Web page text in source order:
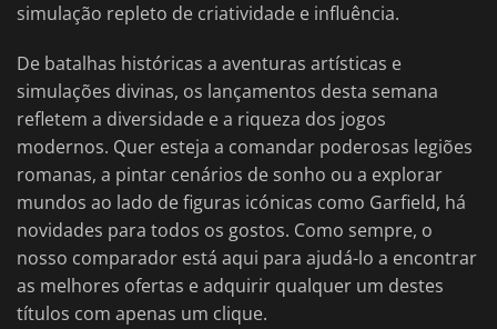
simulação repleto de criatividade e influência.
De batalhas históricas a aventuras artísticas e
simulações divinas, os lançamentos desta semana
refletem a diversidade e a riqueza dos jogos
modernos. Quer esteja a comandar poderosas legiões
romanas, a pintar cenários de sonho ou a explorar
mundos ao lado de figuras icónicas como Garfield, há
novidades para todos os gostos. Como sempre, o
nosso comparador está aqui para ajudá-lo a encontrar
as melhores ofertas e adquirir qualquer um destes
títulos com apenas um clique.